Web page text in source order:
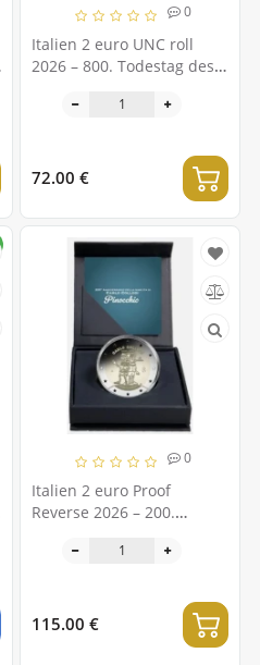
0
Italien 2 euro UNC roll
2026 – 800. Todestag des
72.00 €
0
Italien 2 euro Proof
Reverse 2026 – 200.
Carlo Collodi
115.00 €